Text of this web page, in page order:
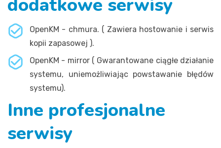
dodatkowe serwisy
OpenKM - chmura. ( Zawiera hostowanie i serwis
kopii zapasowej ).
OpenKM - mirror ( Gwarantowane ciągłe działanie
systemu, uniemożliwiając powstawanie błędów
systemu).
Inne profesjonalne
serwisy